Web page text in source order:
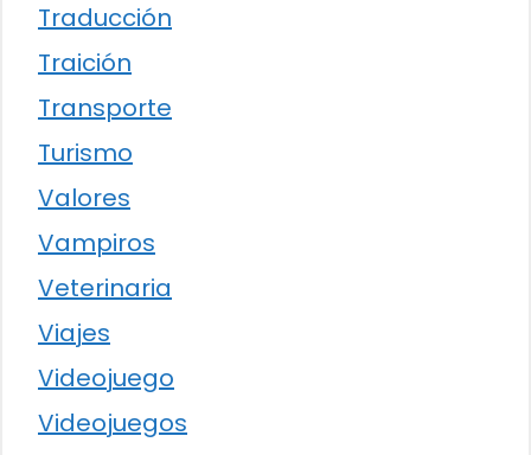
Traducción
Traición
Transporte
Turismo
Valores
Vampiros
Veterinaria
Viajes
Videojuego
Videojuegos